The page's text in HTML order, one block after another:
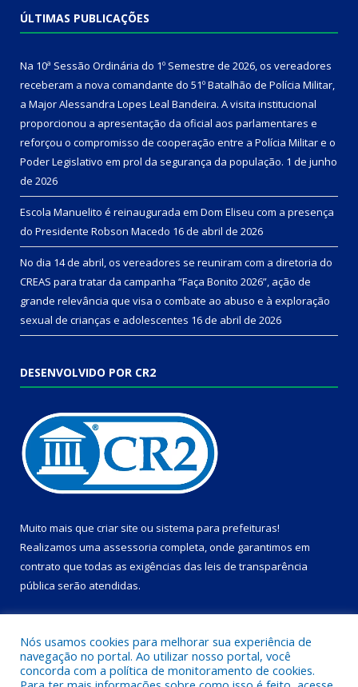
ÚLTIMAS PUBLICAÇÕES
Na 10ª Sessão Ordinária do 1º Semestre de 2026, os vereadores
receberam a nova comandante do 51º Batalhão de Polícia Militar,
a Major Alessandra Lopes Leal Bandeira. A visita institucional
proporcionou a apresentação da oficial aos parlamentares e
reforçou o compromisso de cooperação entre a Polícia Militar e o
Poder Legislativo em prol da segurança da população. 1 de junho
de 2026
Escola Manuelito é reinaugurada em Dom Eliseu com a presença
do Presidente Robson Macedo 16 de abril de 2026
No dia 14 de abril, os vereadores se reuniram com a diretoria do
CREAS para tratar da campanha “Faça Bonito 2026”, ação de
grande relevância que visa o combate ao abuso e à exploração
sexual de crianças e adolescentes 16 de abril de 2026
DESENVOLVIDO POR CR2
Muito mais que criar site ou sistema para prefeituras!
Realizamos uma assessoria completa, onde garantimos em
contrato que todas as exigências das leis de transparência
pública serão atendidas.
Nós usamos cookies para melhorar sua experiência de
navegação no portal. Ao utilizar nosso portal, você
concorda com a política de monitoramento de cookies.